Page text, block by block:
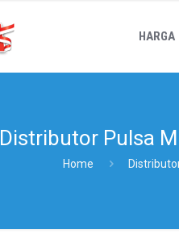
HARGA
Distributor Pulsa
Home